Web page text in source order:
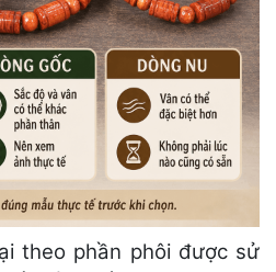
theo phần phôi được sử